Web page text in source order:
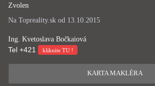
Zvolen
Na Topreality.sk od 13.10.2015
Ing. Kvetoslava Bočkaiová
Tel +421 kliknite TU !
KARTA MAKLÉRA